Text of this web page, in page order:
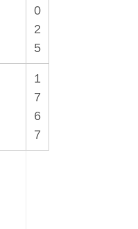
0
2
5
1
7
6
7